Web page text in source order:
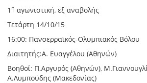
1 η αγωνιστική, εξ αναβολής
Τετάρτη 14/10/15
16:00: Πανσερραϊκός-Ολυμπιακός Βόλου
Διαιτητής:Α. Ευαγγέλου (Αθηνών)
Βοηθοί: Π.Αργυρός (Αθηνών),
Α.Λυμπούδης (Μακεδονίας)